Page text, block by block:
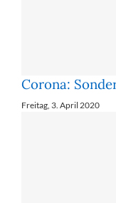
Corona:
Freitag, 3. April 2020